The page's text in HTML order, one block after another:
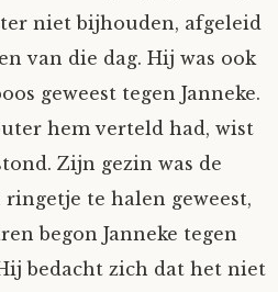
niet bijhouden, afgeleid
van die dag. Hij was ook
geweest tegen Janneke.
hem verteld had, wist
Zijn gezin was de
te halen geweest,
begon Janneke tegen
bedacht zich dat het niet